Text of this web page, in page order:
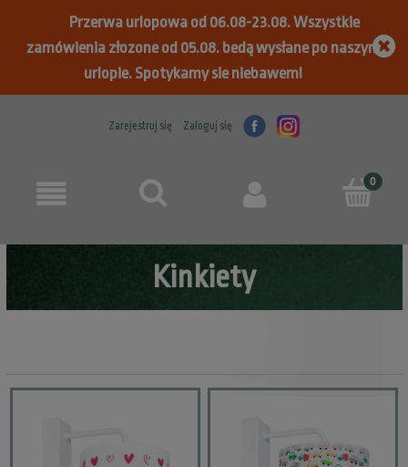
Przerwa urlopowa od 06.08-23.08. Wszystkie
zamówienia złozone od 05.08. bedą wysłane po naszym
urlopie. Spotykamy sie niebawem!
Zarejestruj się Zaloguj się
Kinkiety